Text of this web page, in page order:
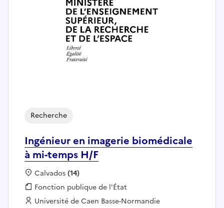
Ingénieur en imagerie biomédicale
à mi-temps H/F
Recherche
Localisation :
Calvados(14)
Fonction publique :
Fonction publique de l'État
Employeur :
Université de Caen Basse-Normandie